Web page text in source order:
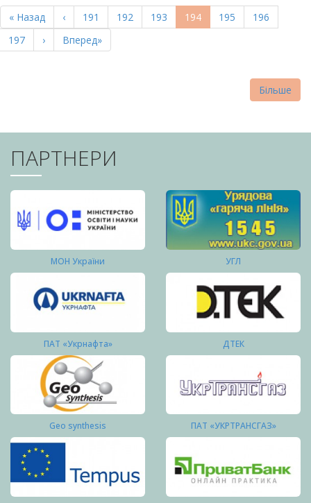
НА
СТОРІНКИ
Перша
сторінка
« Назад
Попередня
сторінка
‹ Page
191 Page
192 Page
193
Поточна
сторінка
194 Page
195 Page
196
Page
197
Наступна
сторінка
›
Остання
сторінка
Вперед»
Більше
ПАРТНЕРИ
МОН України УГЛ
ПАТ «Укрнафта» ДТЕК
Geo synthesis ПАТ «УКРТРАНСГАЗ»